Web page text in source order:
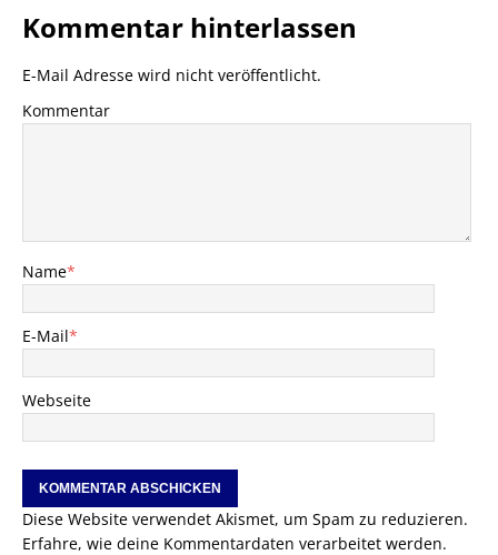
Kommentar hinterlassen
E-Mail Adresse wird nicht veröffentlicht.
Kommentar
Name*
E-Mail*
Webseite
Diese Website verwendet Akismet, um Spam zu reduzieren.
Erfahre, wie deine Kommentardaten verarbeitet werden.